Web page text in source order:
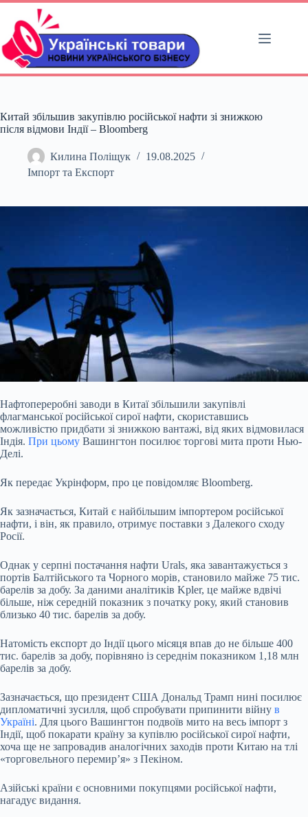
Перейти
вмісту
Китай збільшив закупівлю російської нафти зі знижкою
після відмови Індії – Bloomberg
Килина Поліщук
19.08.2025
Імпорт та Експорт
Нафтопереробні заводи в Китаї збільшили закупівлі
флагманської російської сирої нафти, скориставшись
можливістю придбати зі знижкою вантажі, від яких відмовилася
Індія. При цьому Вашингтон посилює торгові мита проти Нью-
Делі.
Як передає Укрінформ, про це повідомляє Bloomberg.
Як зазначається, Китай є найбільшим імпортером російської
нафти, і він, як правило, отримує поставки з Далекого сходу
Росії.
Однак у серпні постачання нафти Urals, яка завантажується з
портів Балтійського та Чорного морів, становило майже 75 тис.
барелів за добу. За даними аналітиків Kpler, це майже вдвічі
більше, ніж середній показник з початку року, який становив
близько 40 тис. барелів за добу.
Натомість експорт до Індії цього місяця впав до не більше 400
тис. барелів за добу, порівняно із середнім показником 1,18 млн
барелів за добу.
Зазначається, що президент США Дональд Трамп нині посилює
дипломатичні зусилля, щоб спробувати припинити війну в
Україні. Для цього Вашингтон подвоїв мито на весь імпорт з
Індії, щоб покарати країну за купівлю російської сирої нафти,
хоча ще не запровадив аналогічних заходів проти Китаю на тлі
«торговельного перемир’я» з Пекіном.
Азійські країни є основними покупцями російської нафти,
нагадує видання.